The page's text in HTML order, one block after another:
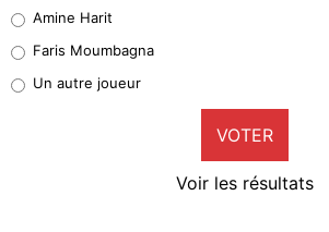
1%
9%
Amine Harit
Faris Moumbagna
Un autre joueur
VOTER
Voir les résultats